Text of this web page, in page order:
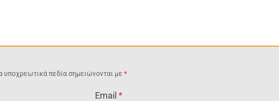
υποχρεωτικά πεδία σημειώνονται με*
Email*